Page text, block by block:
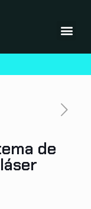
de